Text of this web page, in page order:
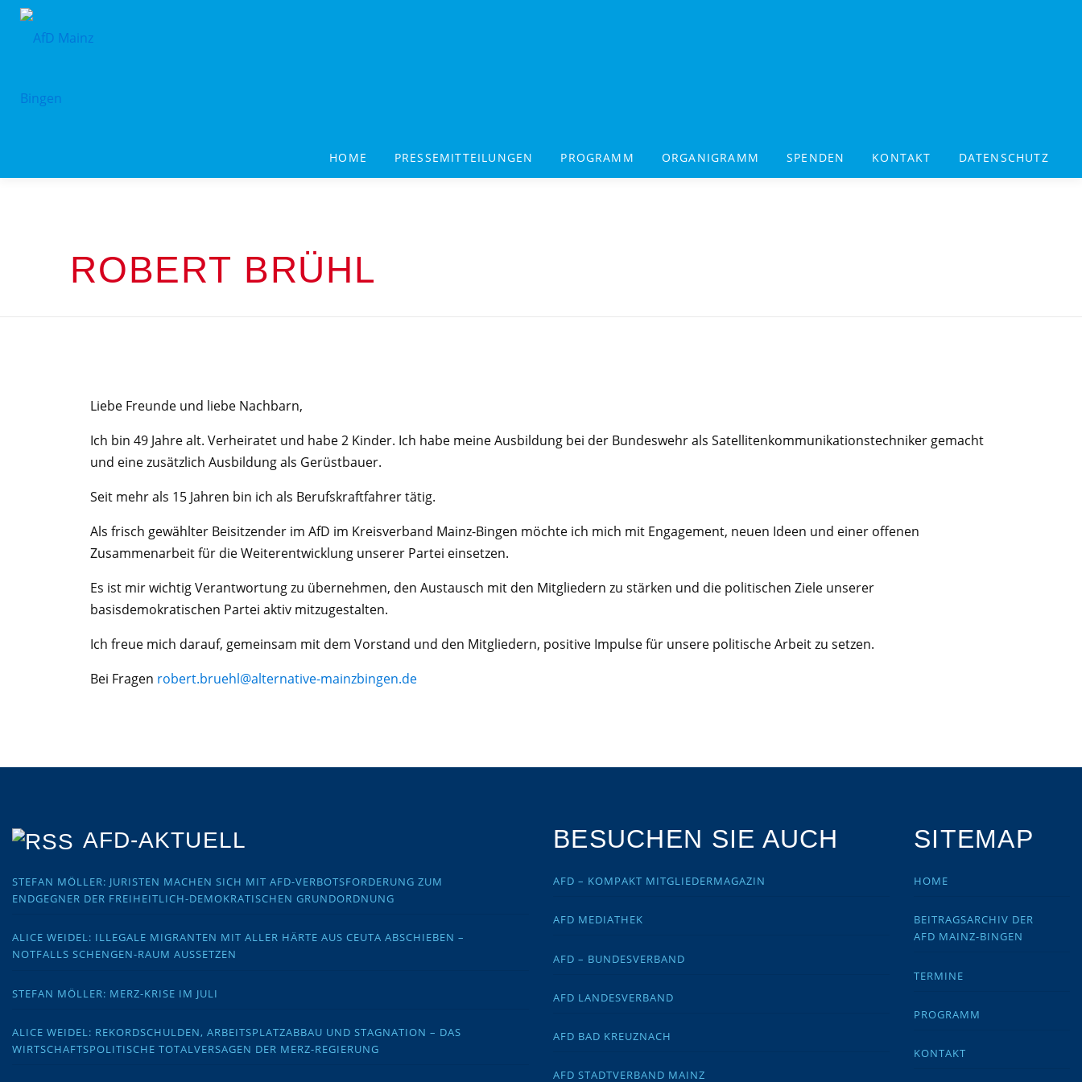
HOME PRESSEMITTEILUNGEN PROGRAMM ORGANIGRAMM SPENDEN KONTAKT DATENSCHUTZ
ROBERT BRÜHL
Liebe Freunde und liebe Nachbarn,
Ich bin 49 Jahre alt. Verheiratet und habe 2 Kinder. Ich habe meine Ausbildung bei der Bundeswehr als Satellitenkommunikationstechniker gemacht
und eine zusätzlich Ausbildung als Gerüstbauer.
Seit mehr als 15 Jahren bin ich als Berufskraftfahrer tätig.
Als frisch gewählter Beisitzender im AfD im Kreisverband Mainz-Bingen möchte ich mich mit Engagement, neuen Ideen und einer offenen
Zusammenarbeit für die Weiterentwicklung unserer Partei einsetzen.
Es ist mir wichtig Verantwortung zu übernehmen, den Austausch mit den Mitgliedern zu stärken und die politischen Ziele unserer
basisdemokratischen Partei aktiv mitzugestalten.
Ich freue mich darauf, gemeinsam mit dem Vorstand und den Mitgliedern, positive Impulse für unsere politische Arbeit zu setzen.
Bei Fragen robert.bruehl@alternative-mainzbingen.de
AFD-AKTUELL
STEFAN MÖLLER: JURISTEN MACHEN SICH MIT AFD-VERBOTSFORDERUNG ZUM
ENDGEGNER DER FREIHEITLICH-DEMOKRATISCHEN GRUNDORDNUNG
ALICE WEIDEL: ILLEGALE MIGRANTEN MIT ALLER HÄRTE AUS CEUTA ABSCHIEBEN –
NOTFALLS SCHENGEN-RAUM AUSSETZEN
STEFAN MÖLLER: MERZ-KRISE IM JULI
ALICE WEIDEL: REKORDSCHULDEN, ARBEITSPLATZABBAU UND STAGNATION – DAS
WIRTSCHAFTSPOLITISCHE TOTALVERSAGEN DER MERZ-REGIERUNG
BESUCHEN SIE AUCH
AFD – KOMPAKT MITGLIEDERMAGAZIN
AFD MEDIATHEK
AFD – BUNDESVERBAND
AFD LANDESVERBAND
AFD BAD KREUZNACH
AFD STADTVERBAND MAINZ
SITEMAP
HOME
BEITRAGSARCHIV DER
AFD MAINZ-BINGEN
TERMINE
PROGRAMM
KONTAKT